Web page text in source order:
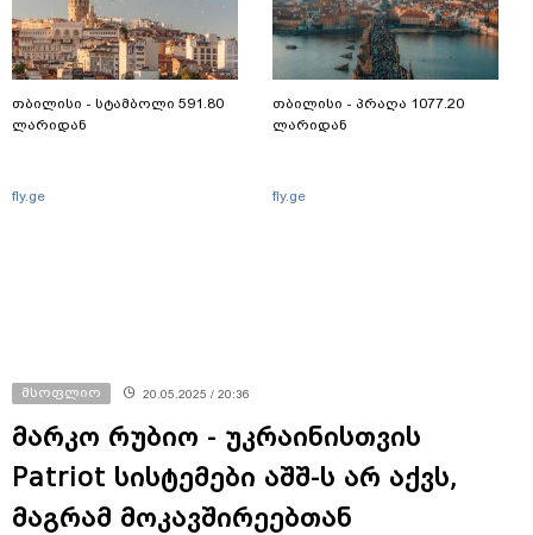
თბილისი - სტამბოლი 591.80
ლარიდან
fly.ge
თბილისი - პრაღა 1077.20
ლარიდან
fly.ge
მსოფლიო 20.05.2025 / 20:36
მარკო რუბიო - უკრაინისთვის
Patriot სისტემები აშშ-ს არ აქვს,
მაგრამ მოკავშირეებთან